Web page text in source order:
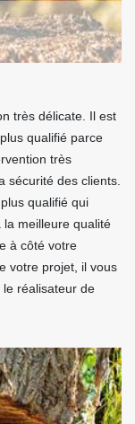
très délicate. Il est
qualifié parce
très
sécurité des clients.
qualifié qui
meilleure qualité
à côté votre
votre projet, il vous
réalisateur de